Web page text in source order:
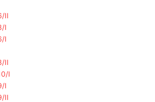
II
I
I
II
I
I
II